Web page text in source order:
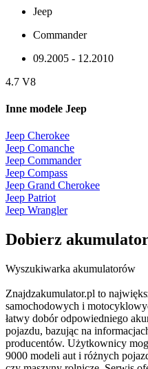
Jeep
Commander
09.2005 - 12.2010
4.7 V8
Inne modele Jeep
Jeep Cherokee
Jeep Comanche
Jeep Commander
Jeep Compass
Jeep Grand Cherokee
Jeep Patriot
Jeep Wrangler
Dobierz
Wyszukiwarka akumulatorów
Znajdzakumulator.pl to
samochodowych i
łatwy dobór odpowiedniego
pojazdu, bazując na
producentów. Użytkownicy
9000 modeli aut i różnych